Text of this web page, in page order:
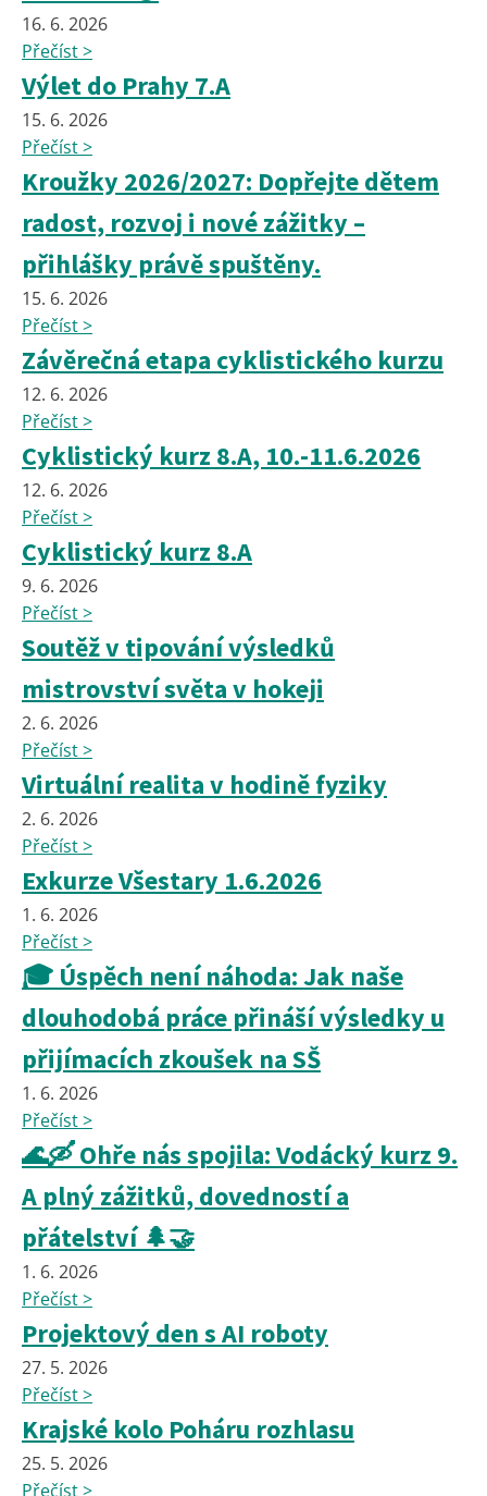
16. 6. 2026
Přečíst >
Výlet do Prahy 7.A
15. 6. 2026
Přečíst >
Kroužky 2026/2027: Dopřejte dětem
radost, rozvoj i nové zážitky –
přihlášky právě spuštěny.
15. 6. 2026
Přečíst >
Závěrečná etapa cyklistického kurzu
12. 6. 2026
Přečíst >
Cyklistický kurz 8.A, 10.-11.6.2026
12. 6. 2026
Přečíst >
Cyklistický kurz 8.A
9. 6. 2026
Přečíst >
Soutěž v tipování výsledků
mistrovství světa v hokeji
2. 6. 2026
Přečíst >
Virtuální realita v hodině fyziky
2. 6. 2026
Přečíst >
Exkurze Všestary 1.6.2026
1. 6. 2026
Přečíst >
🎓 Úspěch není náhoda: Jak naše
dlouhodobá práce přináší výsledky u
přijímacích zkoušek na SŠ
1. 6. 2026
Přečíst >
🌊🛶 Ohře nás spojila: Vodácký kurz 9.
A plný zážitků, dovedností a
přátelství 🌲🤝
1. 6. 2026
Přečíst >
Projektový den s AI roboty
27. 5. 2026
Přečíst >
Krajské kolo Poháru rozhlasu
25. 5. 2026
Přečíst >